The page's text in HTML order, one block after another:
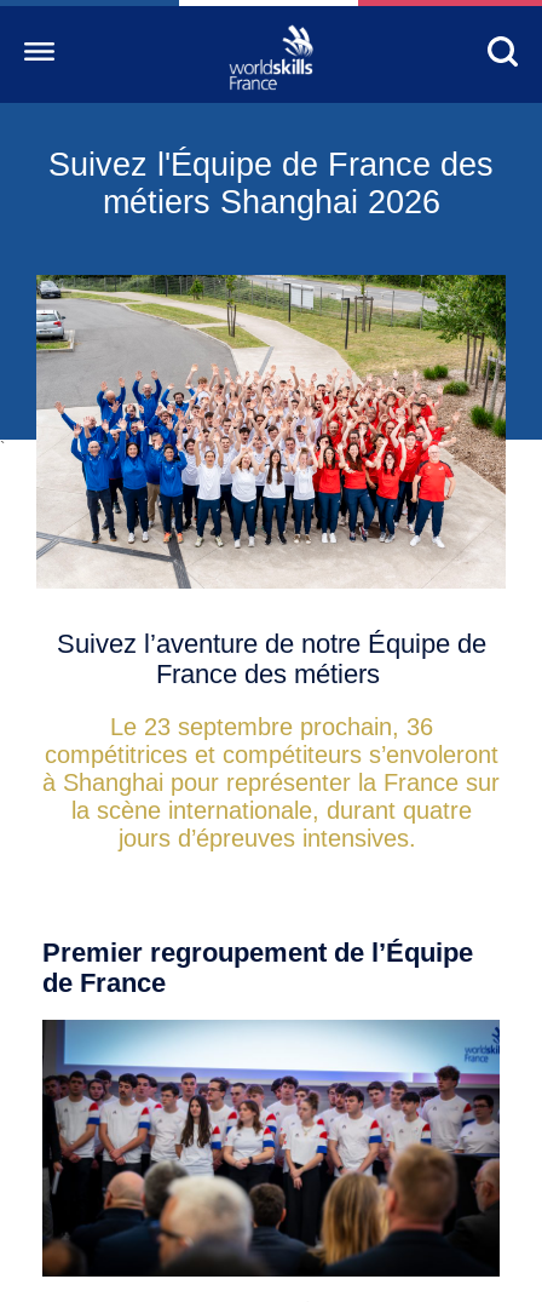
Suivez l'Équipe de France des
métiers Shanghai 2026
Accueil
WorldSkills France
Découvrez un métier
S’informer
S’engager
Nos partenaires
Actualités Education
Photos
Contactez-nous
Shanghai 2026
Questions fréquentes
Actualités
Espace presse
`
Suivez l’aventure de notre Équipe de
France des métiers
Le 23 septembre prochain, 36
compétitrices et compétiteurs s’envoleront
à Shanghai pour représenter la France sur
la scène internationale, durant quatre
jours d’épreuves intensives.
Premier regroupement de l’Équipe
de France